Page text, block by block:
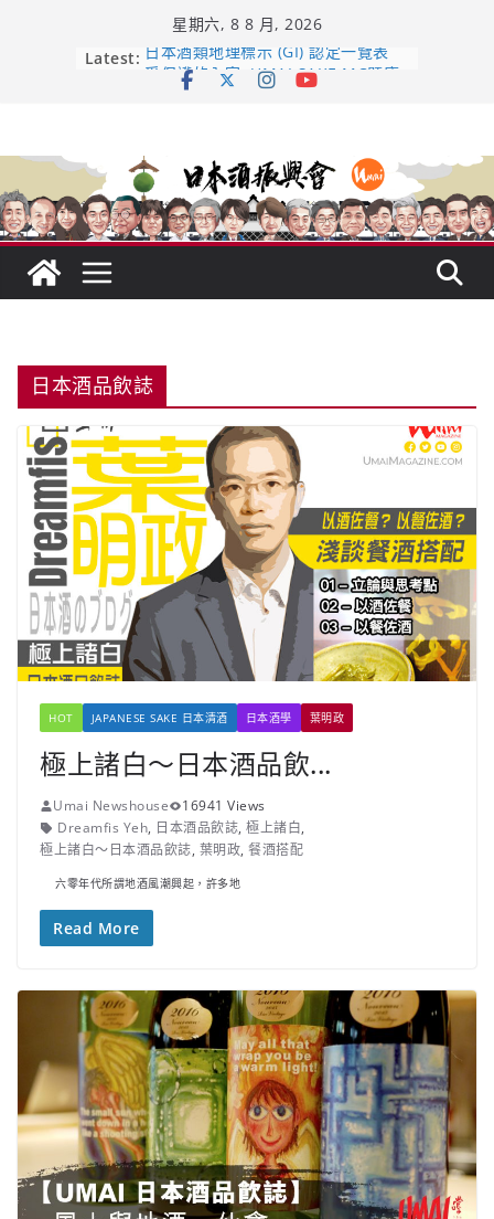
星期六, 8 8 月, 2026
Latest: 日本酒類地理標示 (GI) 認定一覽表
受保護的內容: UMAI SAKE MC題庫
市場！梅乃宿上市背後的密碼
龜之井酒造：口說上手 – 山形純米大
吟釀的堅持與傳承 ～ くどき上手
日本酒品飲誌
HOT JAPANESE SAKE 日本清酒 日本酒學 葉明政
極上諸白～日本酒品飲...
Umai Newshouse
16941 Views
Dreamfis Yeh, 日本酒品飲誌, 極上諸白,
極上諸白～日本酒品飲誌, 葉明政, 餐酒搭配
六零年代所謂地酒風潮興起，許多地
Read More